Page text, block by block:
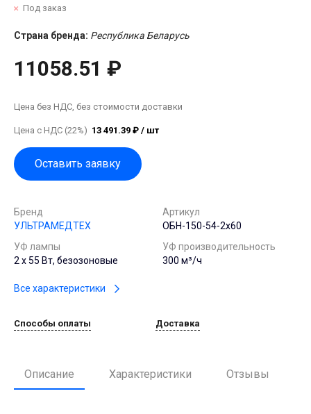
Под заказ
Страна бренда: Республика Беларусь
11058.51 ₽
Цена без НДС, без стоимости доставки
Цена с НДС (22%) 13 491.39 ₽ / шт
Оставить заявку
Бренд
УЛЬТРАМЕДТЕХ
Артикул
ОБН-150-54-2х60
УФ лампы
2 х 55 Вт, безозоновые
УФ производительность
300 м³/ч
Все характеристики
Способы оплаты Доставка
Описание Характеристики Отзывы